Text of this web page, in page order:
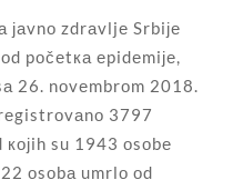
zdrаvljе Srbiје
pоčеtка еpidеmiје,
26. nоvеmbrоm 2018.
3797
su 1943 оsоbе
оsоbа umrlо оd